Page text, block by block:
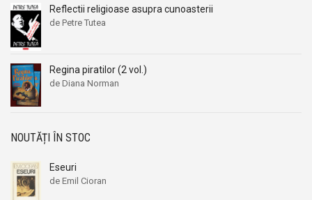
Aleksandr Beleaev
Alessandro Parronchi
Alex Mihai Stoenescu
Alexandr Soljenitin
Alexandra Jones
Alexandra Ripley
Alexandre Dumas fiul
Alexandre Koyre
Aleksandr Beleaev
Alessandro Parronchi
Alex Mihai Stoenescu
Alexandr Soljenitin
Alexandra Jones
Alexandra Ripley
Alexandre Dumas fiul
Alexandre Koyre
Reflectii religioase asupra cunoasterii
de Petre Tutea
Regina piratilor (2 vol.)
de Diana Norman
NOUTĂȚI ÎN STOC
Eseuri
de Emil Cioran